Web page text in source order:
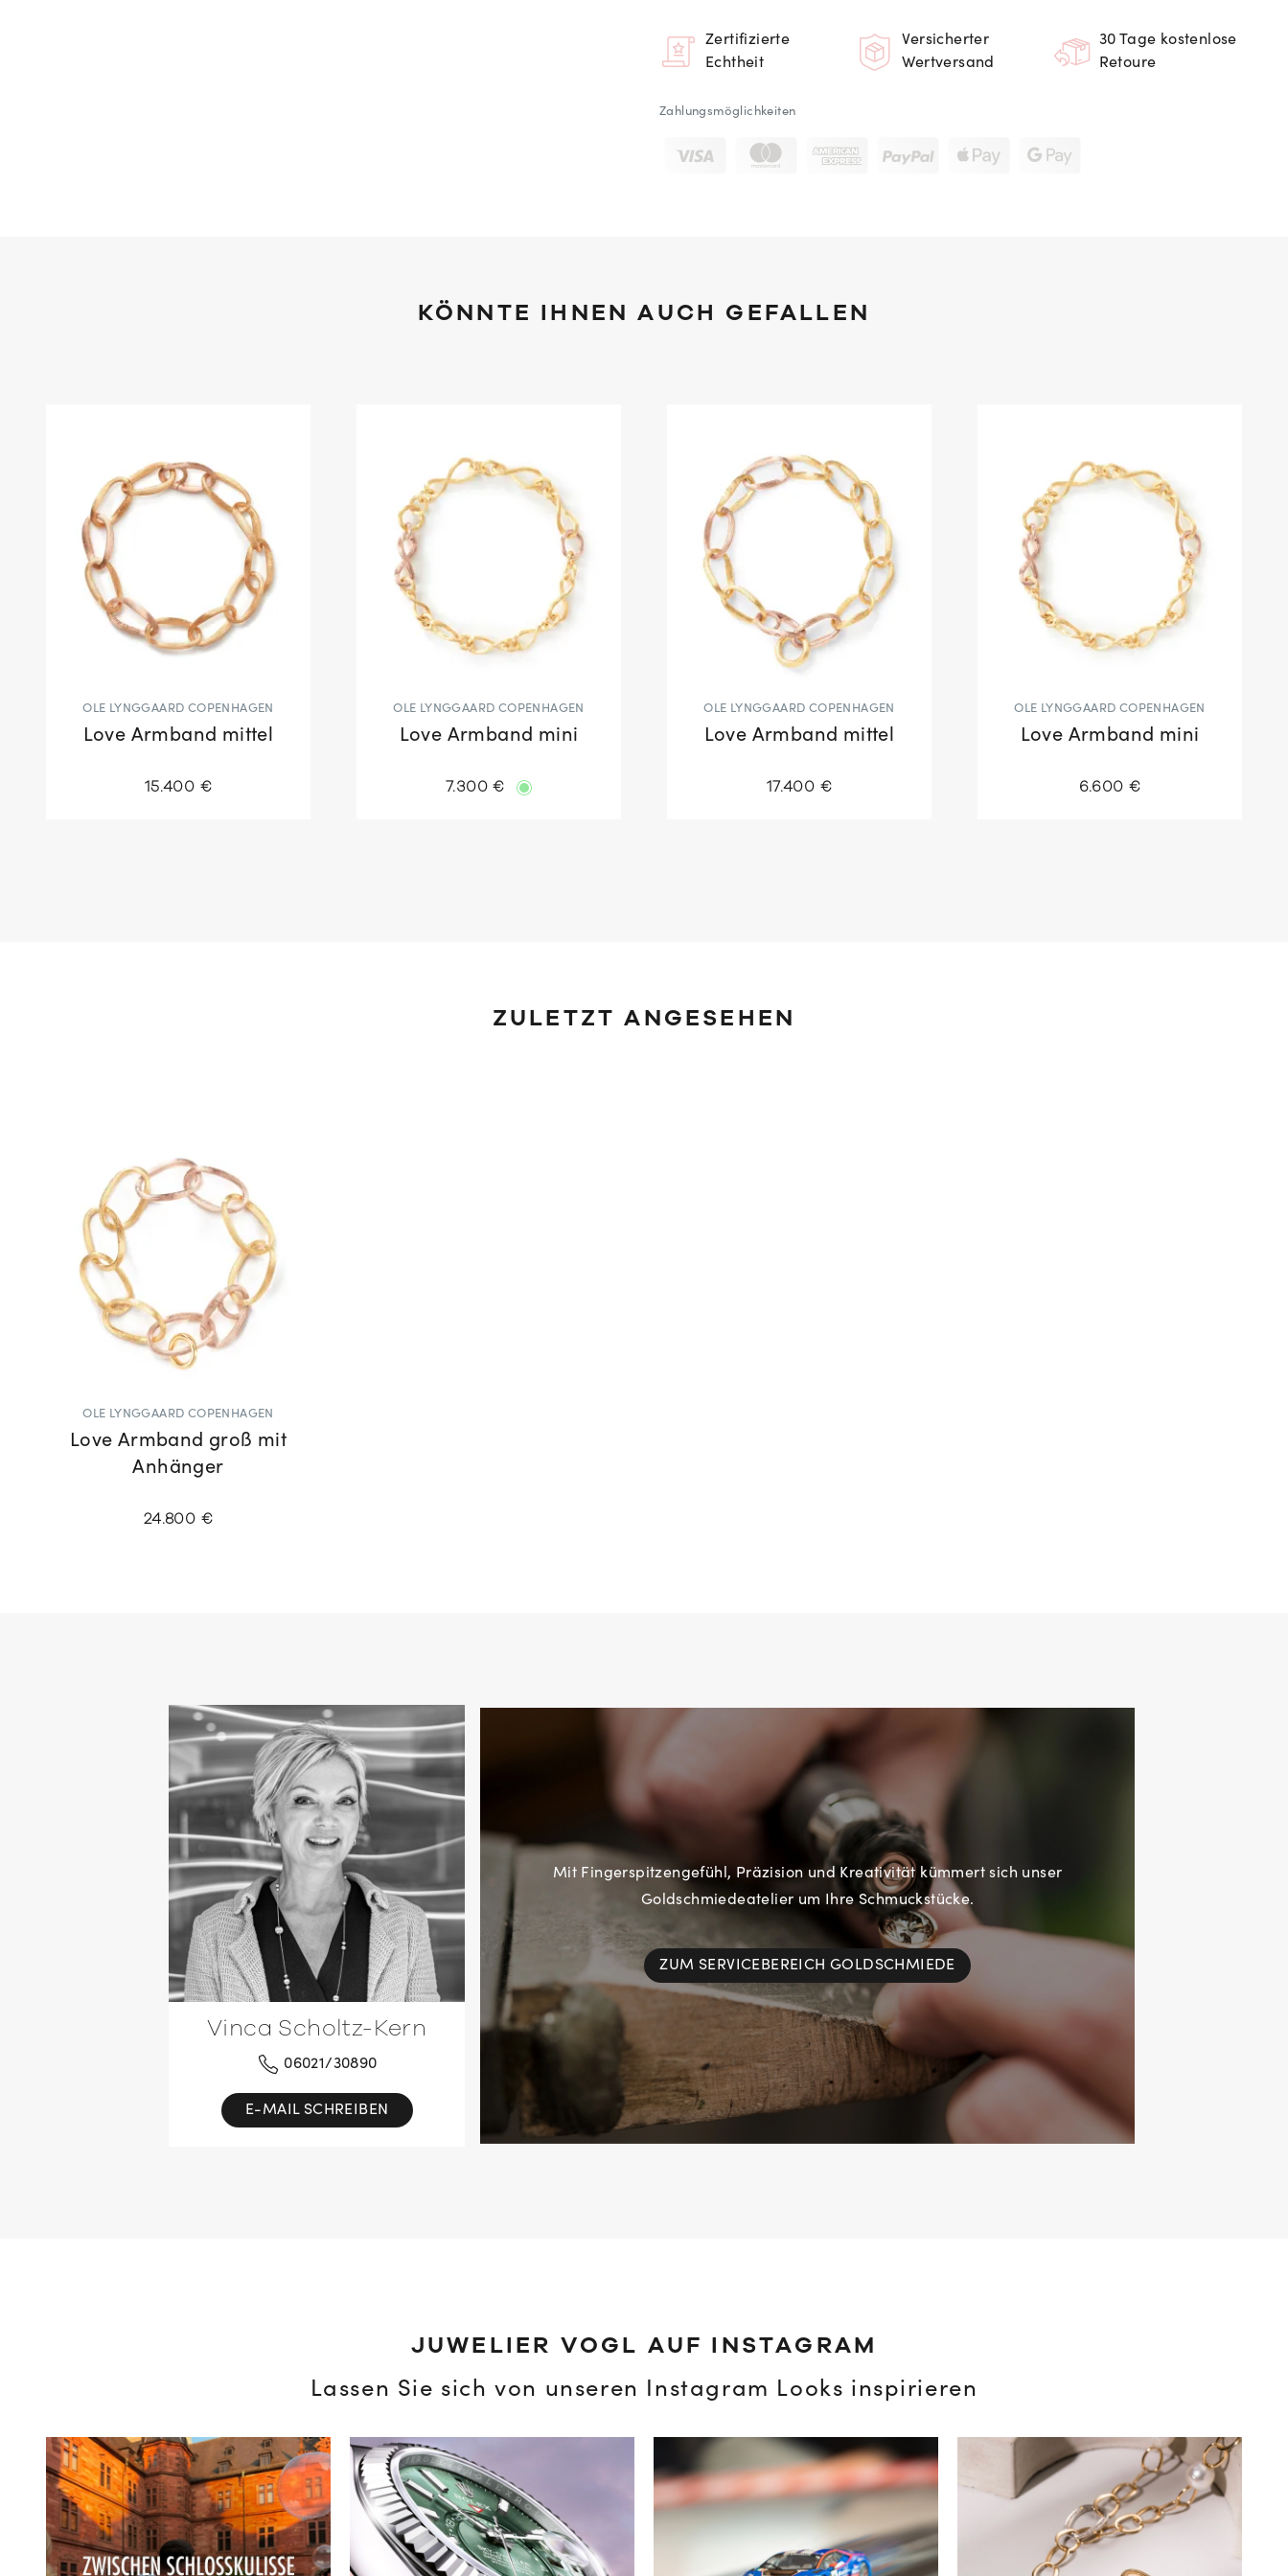
Zertifizierte
Echtheit
Versicherter
Wertversand
30 Tage kostenlose
Retoure
Zahlungsmöglichkeiten
KÖNNTE IHNEN AUCH GEFALLEN
OLE LYNGGAARD COPENHAGEN
Love Armband mittel
15.400 €
OLE LYNGGAARD COPENHAGEN
Love Armband mini
7.300 €
OLE LYNGGAARD COPENHAGEN
Love Armband mittel
17.400 €
OLE LYNGGAARD COPENHAGEN
Love Armband mini
6.600 €
ZULETZT ANGESEHEN
OLE LYNGGAARD COPENHAGEN
Love Armband groß mit
Anhänger
24.800 €
Mit Fingerspitzengefühl, Präzision und Kreativität kümmert sich unser
Goldschmiedeatelier um Ihre Schmuckstücke.
ZUM SERVICEBEREICH GOLDSCHMIEDE
Vinca Scholtz-Kern
06021/30890
E-MAIL SCHREIBEN
JUWELIER VOGL AUF INSTAGRAM
Lassen Sie sich von unseren Instagram Looks inspirieren